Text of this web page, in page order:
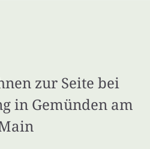
zur Seite bei
in Gemünden am